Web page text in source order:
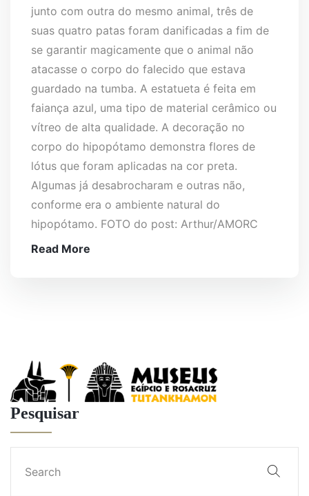
junto com outra do mesmo animal, três de
suas quatro patas foram danificadas a fim de
se garantir magicamente que o animal não
atacasse o corpo do falecido que estava
guardado na tumba. A estatueta é feita em
faiança azul, uma tipo de material cerâmico ou
vítreo de alta qualidade. A decoração no
corpo do hipopótamo demonstra flores de
lótus que foram aplicadas na cor preta.
Algumas já desabrocharam e outras não,
conforme era o ambiente natural do
hipopótamo. FOTO do post: Arthur/AMORC
Read More
Pesquisar